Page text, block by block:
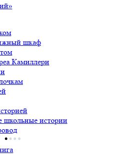
шкаф
Камиллери
истории